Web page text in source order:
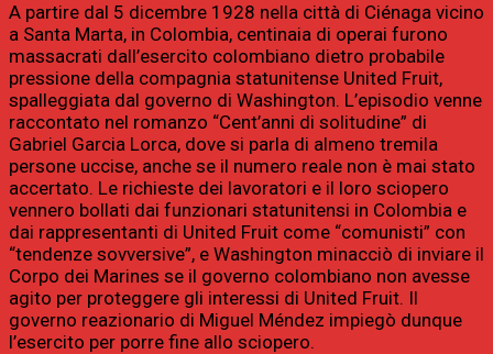
A partire dal 5 dicembre 1928 nella città di Ciénaga vicino
a Santa Marta, in Colombia, centinaia di operai furono
massacrati dall’esercito colombiano dietro probabile
pressione della compagnia statunitense United Fruit,
spalleggiata dal governo di Washington. L’episodio venne
raccontato nel romanzo “Cent’anni di solitudine” di
Gabriel Garcia Lorca, dove si parla di almeno tremila
persone uccise, anche se il numero reale non è mai stato
accertato. Le richieste dei lavoratori e il loro sciopero
vennero bollati dai funzionari statunitensi in Colombia e
dai rappresentanti di United Fruit come “comunisti” con
“tendenze sovversive”, e Washington minacciò di inviare il
Corpo dei Marines se il governo colombiano non avesse
agito per proteggere gli interessi di United Fruit. Il
governo reazionario di Miguel Méndez impiegò dunque
l’esercito per porre fine allo sciopero.